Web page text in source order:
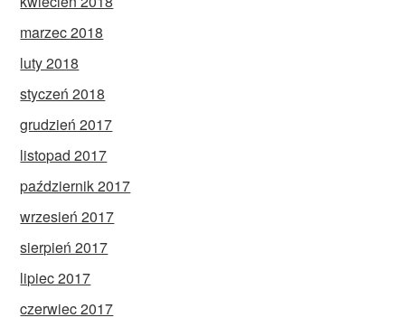
marzec 2018
luty 2018
styczeń 2018
grudzień 2017
listopad 2017
październik 2017
wrzesień 2017
sierpień 2017
lipiec 2017
czerwiec 2017